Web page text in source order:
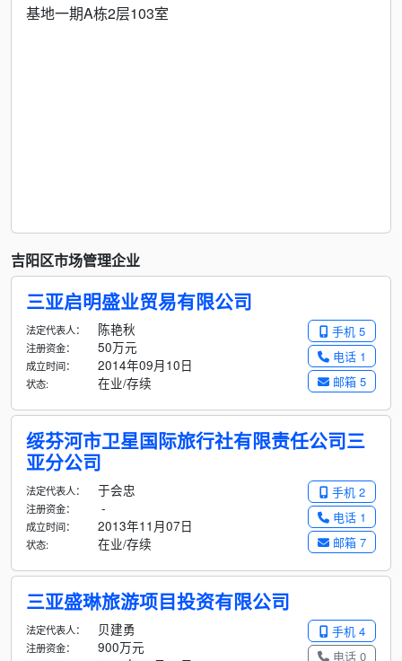
基地一期A栋2层103室
吉阳区市场管理企业
三亚启明盛业贸易有限公司
手机 5
电话 1
邮箱 5
法定代表人： 陈艳秋
注册资金： 50万元
成立时间： 2014年09月10日
状态: 在业/存续
绥芬河市卫星国际旅行社有限责任公司三
亚分公司
手机 2
电话 1
邮箱 7
法定代表人： 于会忠
注册资金： -
成立时间： 2013年11月07日
状态: 在业/存续
三亚盛琳旅游项目投资有限公司
手机 4
电话 0
法定代表人： 贝建勇
注册资金： 900万元